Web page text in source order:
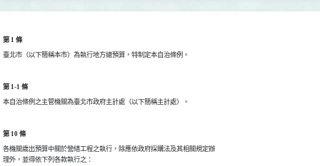
第 1 條
臺北市（以下簡稱本市）為執行地方總預算，特制定本自治條例。
第 1-1 條
本自治條例之主管機關為臺北市政府主計處（以下簡稱主計處）。
第 10 條
各機關歲出預算中關於營繕工程之執行，除應依政府採購法及其相關規定辦
理外，並得依下列各款執行之：